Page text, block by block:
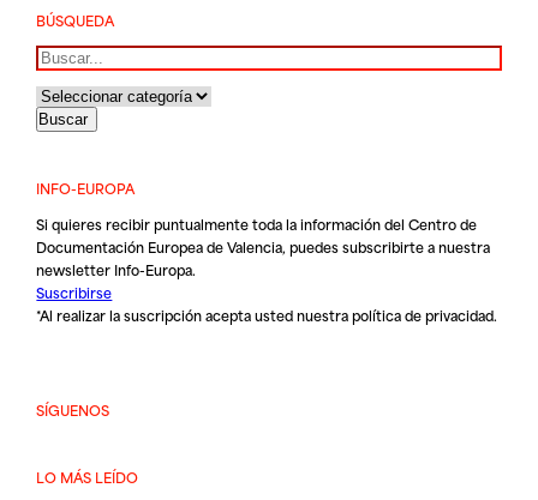
BÚSQUEDA
Buscar
INFO-EUROPA
Si quieres recibir puntualmente toda la información del Centro de
Documentación Europea de Valencia, puedes subscribirte a nuestra
newsletter Info-Europa.
Suscribirse
*Al realizar la suscripción acepta usted nuestrapolítica de privacidad.
SÍGUENOS
LO MÁS LEÍDO